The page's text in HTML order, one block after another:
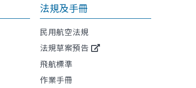
法規及手冊
民用航空法規
法規草案預告
飛航標準
作業手冊